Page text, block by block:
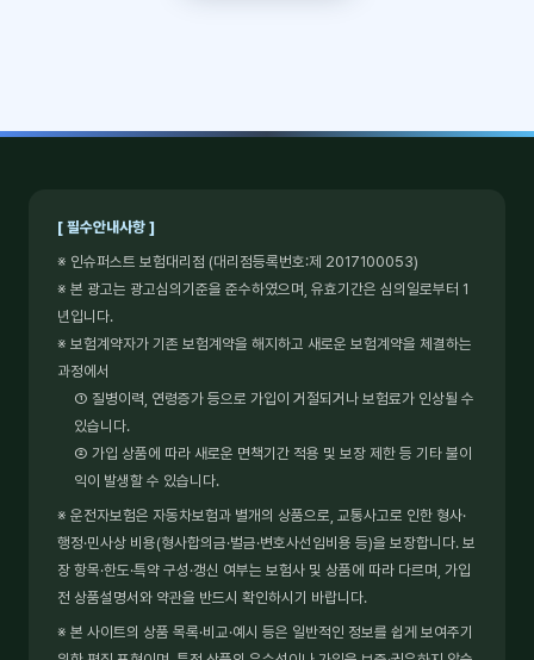
[ 필수안내사항 ]
※ 인슈퍼스트 보험대리점 (대리점등록번호:제 2017100053)
※ 본 광고는 광고심의기준을 준수하였으며, 유효기간은 심의일로부터 1
년입니다.
※ 보험계약자가 기존 보험계약을 해지하고 새로운 보험계약을 체결하는
과정에서
① 질병이력, 연령증가 등으로 가입이 거절되거나 보험료가 인상될 수
있습니다.
② 가입 상품에 따라 새로운 면책기간 적용 및 보장 제한 등 기타 불이
익이 발생할 수 있습니다.
※ 운전자보험은 자동차보험과 별개의 상품으로, 교통사고로 인한 형사·
행정·민사상 비용(형사합의금·벌금·변호사선임비용 등)을 보장합니다. 보
장 항목·한도·특약 구성·갱신 여부는 보험사 및 상품에 따라 다르며, 가입
전 상품설명서와 약관을 반드시 확인하시기 바랍니다.
※ 본 사이트의 상품 목록·비교·예시 등은 일반적인 정보를 쉽게 보여주기